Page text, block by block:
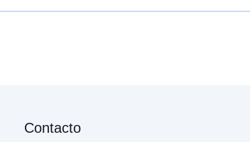
Contacto